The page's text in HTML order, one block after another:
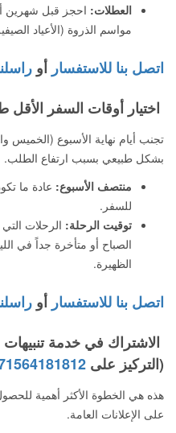
العطلات: احجز قبل شهرين
مواسم الذروة (الأعياد
اتصل بنا للاستفسار أو
اختيار أوقات السفر الأقل
تجنب أيام نهاية الأسبوع (الخميس
بشكل طبيعي بسبب ارتفاع الطلب.
منتصف الأسبوع: عادة ما
للسفر.
توقيت الرحلة: الرحلات
الصباح أو متأخرة جداً في
الظهيرة.
اتصل بنا للاستفسار أو
الاشتراك في خدمة
(التركيز على
هذه هي الخطوة الأكثر أهمية
على الإعلانات العامة.